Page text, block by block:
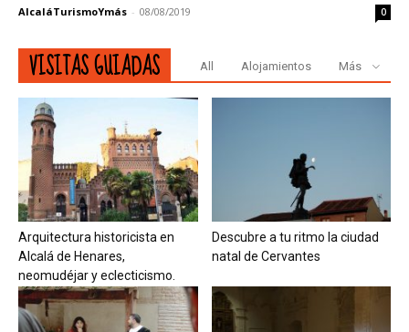
AlcaláTurismoYmás - 08/08/2019 0
VISITAS GUIADAS All Alojamientos Más
Arquitectura historicista en
Alcalá de Henares,
neomudéjar y eclecticismo.
Descubre a tu ritmo la ciudad
natal de Cervantes